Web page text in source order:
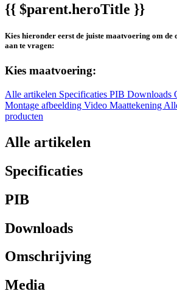
{{ $parent.heroTitle }}
Kies hieronder eerst de juiste maatvoering om
aan te vragen:
Kies maatvoering:
Alle artikelen Specificaties PIB Downloads
Montage afbeelding Video Maattekening
producten
Alle artikelen
Specificaties
PIB
Downloads
Omschrijving
Media